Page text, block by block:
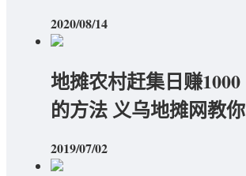
2020/08/14
地摊农村赶集日赚1000
的方法 义乌地摊网教你
2019/07/02